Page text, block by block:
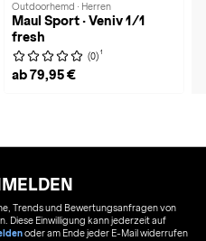
Outdoorhemd · Herren
Maul Sport · Veniv 1/1
fresh
(0) 1
ab 79,95 €
Trends und Bewertungsanfragen von
Diese Einwilligung kann jederzeit auf
oder am Ende jeder E-Mail widerrufen